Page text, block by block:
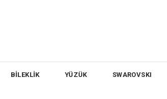
BİLEKLİK YÜZÜK SWAROVSKI